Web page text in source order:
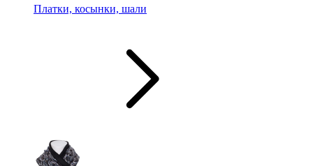
Платки, косынки, шали